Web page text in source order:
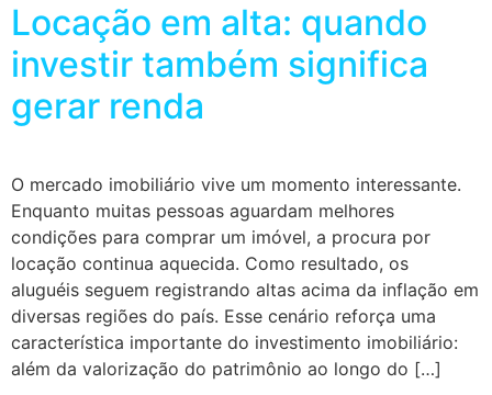
Locação em alta: quando
investir também significa
gerar renda
O mercado imobiliário vive um momento interessante.
Enquanto muitas pessoas aguardam melhores
condições para comprar um imóvel, a procura por
locação continua aquecida. Como resultado, os
aluguéis seguem registrando altas acima da inflação em
diversas regiões do país. Esse cenário reforça uma
característica importante do investimento imobiliário:
além da valorização do patrimônio ao longo do […]